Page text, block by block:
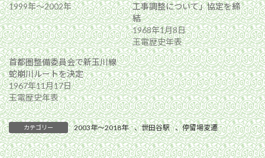
1999年〜2002年
工事調整について」協定を締
結
1968年1月8日
玉電歴史年表
首都圏整備委員会で新玉川線
蛇崩川ルートを決定
1967年11月17日
玉電歴史年表
カテゴリー 2003年〜2018年 、世田谷駅 、停留場変遷